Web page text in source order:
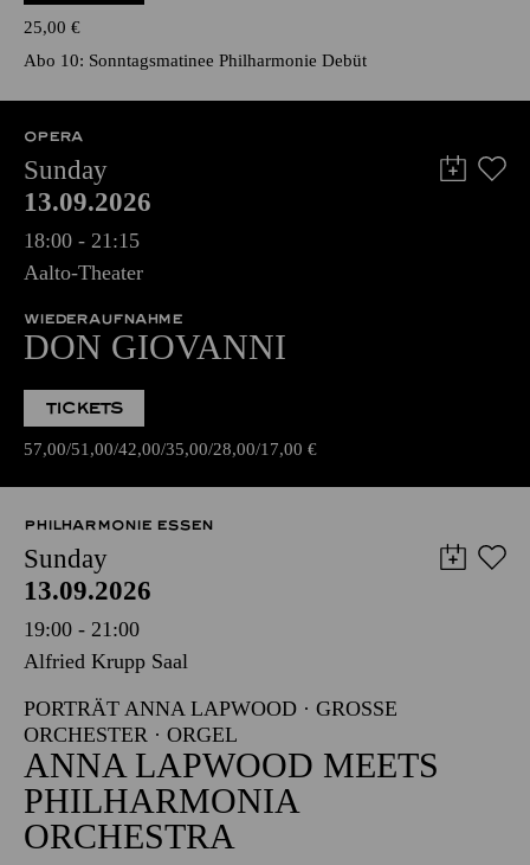
25,00 €
Abo 10: Sonntagsmatinee Philharmonie Debüt
OPERA
Sunday
13.09.2026
18:00 - 21:15
Aalto-Theater
WIEDERAUFNAHME
DON GIOVANNI
TICKETS
57,00 51,00 42,00 35,00 28,00 17,00 €
PHILHARMONIE ESSEN
Sunday
13.09.2026
19:00 - 21:00
Alfried Krupp Saal
PORTRÄT ANNA LAPWOOD · GROSSE O
RCHESTER · ORGEL
ANNA LAPWOOD MEETS
PHILHARMONIA
ORCHESTRA